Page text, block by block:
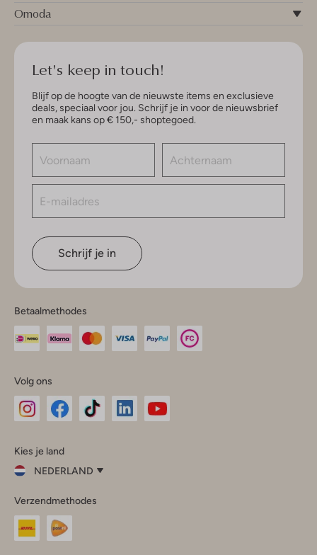
Omoda
Let's keep in touch!
Blijf op de hoogte van de nieuwste items en exclusieve
deals, speciaal voor jou. Schrijf je in voor de nieuwsbrief
en maak kans op € 150,- shoptegoed.
Schrijf je in
Betaalmethodes
Volg ons
InstagramFacebook
Kies je land
NEDERLAND
je
land
Nederland
Verzendmethodes